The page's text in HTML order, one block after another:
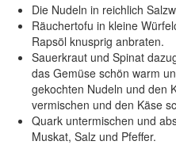
Die Nudeln in reichlich
Räuchertofu in kleine
Rapsöl knusprig anbraten.
Sauerkraut und Spinat
das Gemüse schön warm
gekochten Nudeln und den
vermischen und den Käse
Quark untermischen und
Muskat, Salz und Pfeffer.